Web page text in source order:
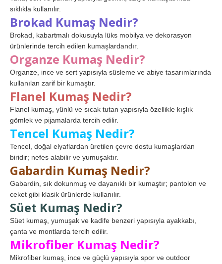
sıklıkla kullanılır.
Brokad Kumaş Nedir?
Brokad, kabartmalı dokusuyla lüks mobilya ve dekorasyon
ürünlerinde tercih edilen kumaşlardandır.
Organze Kumaş Nedir?
Organze, ince ve sert yapısıyla süsleme ve abiye tasarımlarında
kullanılan zarif bir kumaştır.
Flanel Kumaş Nedir?
Flanel kumaş, yünlü ve sıcak tutan yapısıyla özellikle kışlık
gömlek ve pijamalarda tercih edilir.
Tencel Kumaş Nedir?
Tencel, doğal elyaflardan üretilen çevre dostu kumaşlardan
biridir; nefes alabilir ve yumuşaktır.
Gabardin Kumaş Nedir?
Gabardin, sık dokunmuş ve dayanıklı bir kumaştır; pantolon ve
ceket gibi klasik ürünlerde kullanılır.
Süet Kumaş Nedir?
Süet kumaş, yumuşak ve kadife benzeri yapısıyla ayakkabı,
çanta ve montlarda tercih edilir.
Mikrofiber Kumaş Nedir?
Mikrofiber kumaş, ince ve güçlü yapısıyla spor ve outdoor